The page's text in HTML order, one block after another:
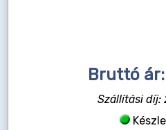
Bruttó ár:
Szállítási díj: